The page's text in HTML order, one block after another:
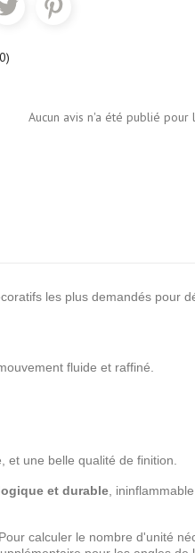
les plus demandés pour
fluide et raffiné.
et une belle qualité de finition.
et durable ,
calculer le nombre d'unité
Aucun avis n'a été publié pour